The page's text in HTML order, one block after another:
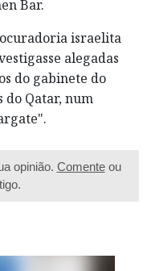
Bar.
israelita
alegadas
do gabinete do
Qatar, num
opinião. Comenteou